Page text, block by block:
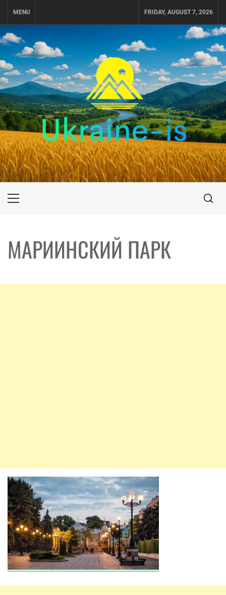
MENU FRIDAY, AUGUST 7, 2026
UKRAINE-IS
ПУТЕШЕСТВИЕ ПО УКРАИНЕ
Primary
МАРИИНСКИЙ ПАРК